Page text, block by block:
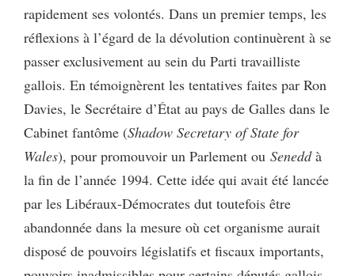
rapidement ses volontés. Dans un premier temps, les
réflexions à l’égard de la dévolution continuèrent à se
passer exclusivement au sein du Parti travailliste
gallois. En témoignèrent les tentatives faites par Ron
Davies, le Secrétaire d’État au pays de Galles dans le
Cabinet fantôme (Shadow Secretary of State for
Wales), pour promouvoir un Parlement ou Seneddà
la fin de l’année 1994. Cette idée qui avait été lancée
par les Libéraux-Démocrates dut toutefois être
abandonnée dans la mesure où cet organisme aurait
disposé de pouvoirs législatifs et fiscaux importants,